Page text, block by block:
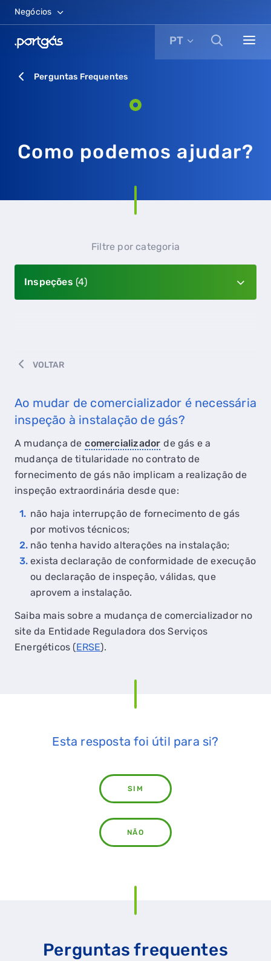
Negócios
PT
Perguntas Frequentes
Como podemos ajudar?
Inspeções (4)
Filtre por categoria
VOLTAR
Ao mudar de comercializador é necessária
inspeção à instalação de gás?
A mudança de comercializador de gás e a
mudança de titularidade no contrato de
fornecimento de gás não implicam a realização de
inspeção extraordinária desde que:
não haja interrupção de fornecimento de gás
por motivos técnicos;
não tenha havido alterações na instalação;
exista declaração de conformidade de execução
ou declaração de inspeção, válidas, que
aprovem a instalação.
Saiba mais sobre a mudança de comercializador no
site da Entidade Reguladora dos Serviços
Energéticos (ERSE).
Esta resposta foi útil para si?
SIM
NÃO
Perguntas frequentes